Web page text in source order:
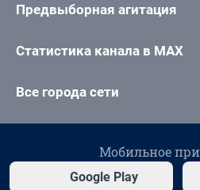
Предвыборная агитация
Статистика канала в MAX
Все города сети
Мобильное
Google Play